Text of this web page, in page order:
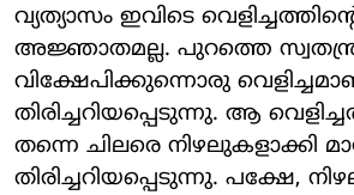
വ്യത്യാസം ഇവിടെ
അജ്ഞാതമല്ല. പുറത്തെ
വിക്ഷേപിക്കുന്നൊരു
തിരിച്ചറിയപ്പെടുന്നു. ആ
തന്നെ ചിലരെ നിഴലുകളാക്കി
തിരിച്ചറിയപ്പെടുന്നു. പക്ഷേ,